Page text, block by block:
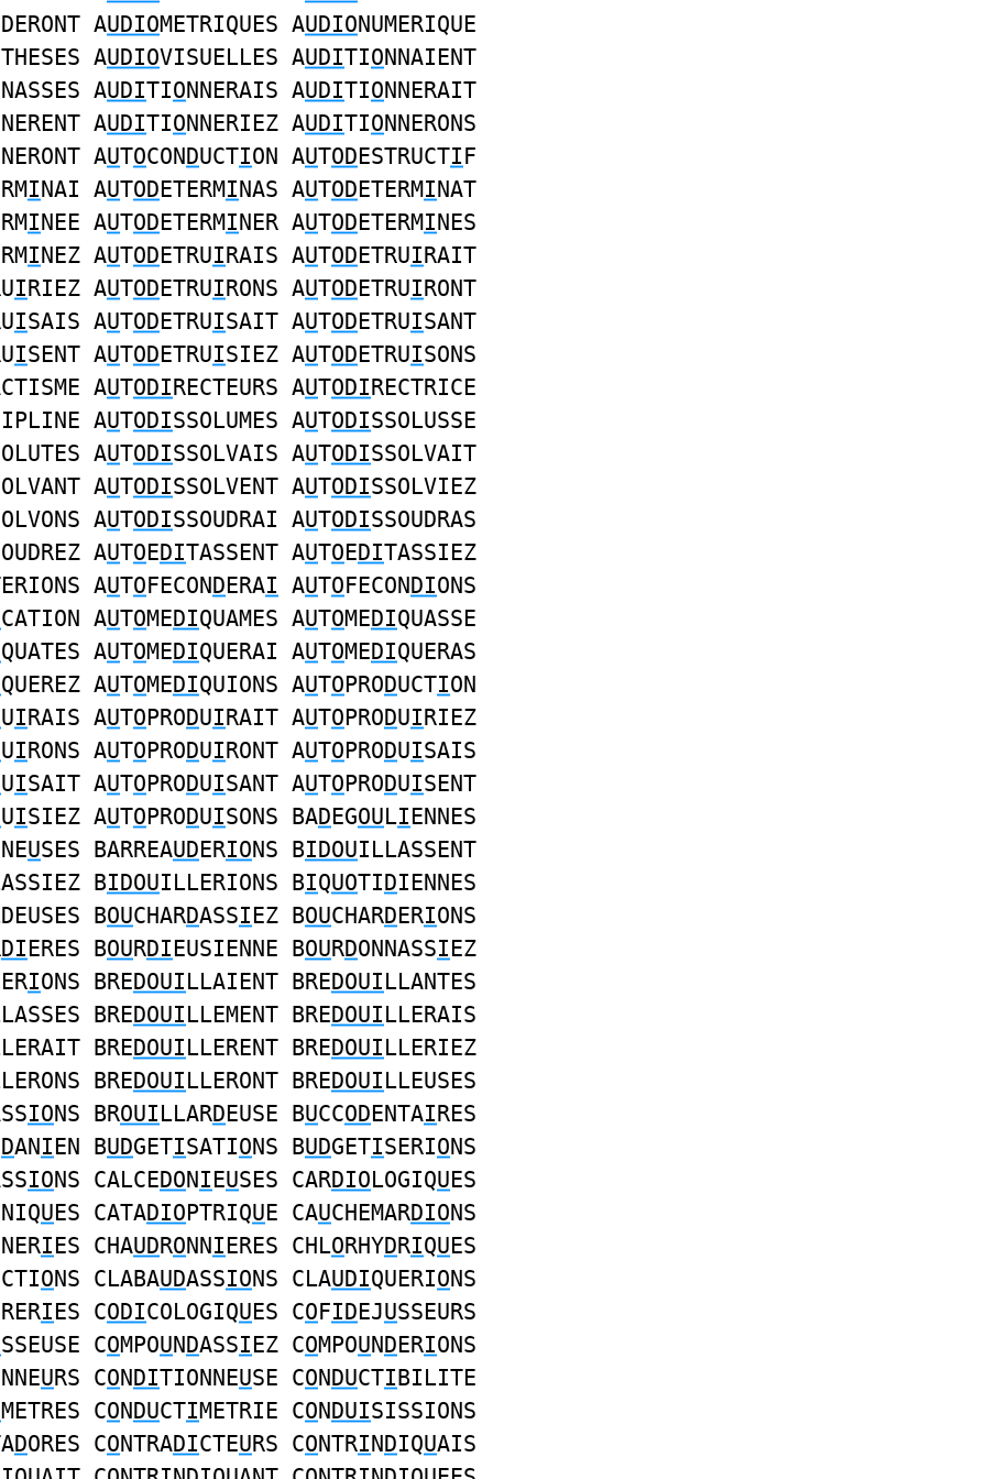
AUDIOMETRIQUES AUDIONUMERIQUE
AUDIOVISUELLES AUDITIONNAIENT
AUDITIONNERAIS AUDITIONNERAIT
AUDITIONNERIEZ AUDITIONNERONS
AUTOCONDUCTION AUTODESTRUCTIF
INAI AUTODETERMINAS AUTODETERMINAT
INEE AUTODETERMINER AUTODETERMINES
INEZ AUTODETRUIRAIS AUTODETRUIRAIT
IRIEZ AUTODETRUIRONS AUTODETRUIRONT
ISAIS AUTODETRUISAIT AUTODETRUISANT
ISENT AUTODETRUISIEZ AUTODETRUISONS
AUTODIRECTEURS AUTODIRECTRICE
AUTODISSOLUMES AUTODISSOLUSSE
AUTODISSOLVAIS AUTODISSOLVAIT
AUTODISSOLVENT AUTODISSOLVIEZ
AUTODISSOUDRAI AUTODISSOUDRAS
AUTOEDITASSENT AUTOEDITASSIEZ
AUTOFECONDERAI AUTOFECONDIONS
CATION AUTOMEDIQUAMES AUTOMEDIQUASSE
QUATES AUTOMEDIQUERAI AUTOMEDIQUERAS
QUEREZ AUTOMEDIQUIONS AUTOPRODUCTION
UIRAIS AUTOPRODUIRAIT AUTOPRODUIRIEZ
UIRONS AUTOPRODUIRONT AUTOPRODUISAIS
UISAIT AUTOPRODUISANT AUTOPRODUISENT
UISIEZ AUTOPRODUISONS BADEGOULIENNES
USES BARREAUDERIONS BIDOUILLASSENT
BIDOUILLERIONS BIQUOTIDIENNES
BOUCHARDASSIEZ BOUCHARDERIONS
DIERES BOURDIEUSIENNE BOURDONNASSIEZ
IONS BREDOUILLAIENT BREDOUILLANTES
BREDOUILLEMENT BREDOUILLERAIS
BREDOUILLERENT BREDOUILLERIEZ
BREDOUILLERONT BREDOUILLEUSES
IONS BROUILLARDEUSE BUCCODENTAIRES
DANIEN BUDGETISATIONS BUDGETISERIONS
IONS CALCEDONIEUSES CARDIOLOGIQUES
UES CATADIOPTRIQUE CAUCHEMARDIONS
IES CHAUDRONNIERES CHLORHYDRIQUES
ONS CLABAUDASSIONS CLAUDIQUERIONS
IES CODICOLOGIQUES COFIDEJUSSEURS
SSEUSE COMPOUNDASSIEZ COMPOUNDERIONS
URS CONDITIONNEUSE CONDUCTIBILITE
METRES CONDUCTIMETRIE CONDUISISSIONS
DORES CONTRADICTEURS CONTRINDIQUAIS